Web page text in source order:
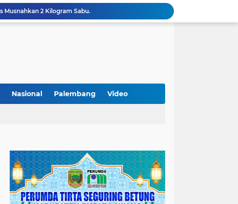
Gelorakan Program Strategis Nasional, Joncik Muhamad Tinjau Proyek Sekolah Rakyat Rp234 Miliar
KAMMI Muratara Dukung MUI dalam Upaya Penegakan Hukum terhadap Aktivitas LGBT
Nasional Palembang Video